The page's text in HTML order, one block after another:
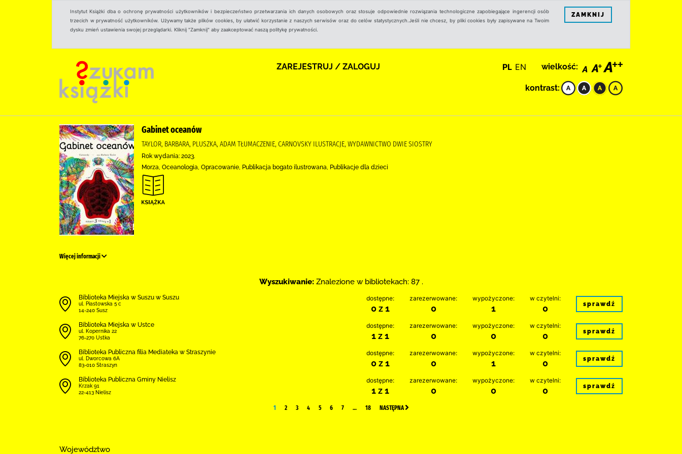
Instytut Książki dba o ochronę prywatności użytkowników i bezpieczeństwo przetwarzania ich danych osobowych oraz stosuje odpowiednie rozwiązania technologiczne zapobiegające ingerencji osób
trzecich w prywatność użytkowników. Używamy także plików cookies, by ułatwić korzystanie z naszych serwisów oraz do celów statystycznych.Jeśli nie chcesz, by pliki cookies były zapisywane na Twoim
dysku zmień ustawienia swojej przeglądarki. Kliknij "Zamknij" aby zaakceptować naszą politykę prywatności.
ZAMKNIJ
ZAREJESTRUJ / ZALOGUJ PL EN wielkość:
kontrast:
Gabinet oceanów
TAYLOR, BARBARA, PLUSZKA, ADAM TŁUMACZENIE, CARNOVSKY ILUSTRACJE, WYDAWNICTWO DWIE SIOSTRY
Rok wydania: 2023.
Morza, Oceanologia, Opracowanie, Publikacja bogato ilustrowana, Publikacje dla dzieci
Więcej informacji
Wyszukiwanie: Znalezione w bibliotekach: 87 .
Biblioteka Miejska w Suszu w Suszu
ul. Piastowska 5 c
14-240 Susz
dostępne:
0 z 1
zarezerwowane:
0
wypożyczone:
1
w czytelni:
0 sprawdź
Biblioteka Miejska w Ustce
ul. Kopernika 22
76-270 Ustka
dostępne:
1 z 1
zarezerwowane:
0
wypożyczone:
0
w czytelni:
0 sprawdź
Biblioteka Publiczna filia Mediateka w Straszynie
ul. Dworcowa 6A
83-010 Straszyn
dostępne:
0 z 1
zarezerwowane:
0
wypożyczone:
1
w czytelni:
0 sprawdź
Biblioteka Publiczna Gminy Nielisz
Krzak 91
22-413 Nielisz
dostępne:
1 z 1
zarezerwowane:
0
wypożyczone:
0
w czytelni:
0 sprawdź
1 2 3 4 5 6 7 … 18 NASTĘPNA
Województwo